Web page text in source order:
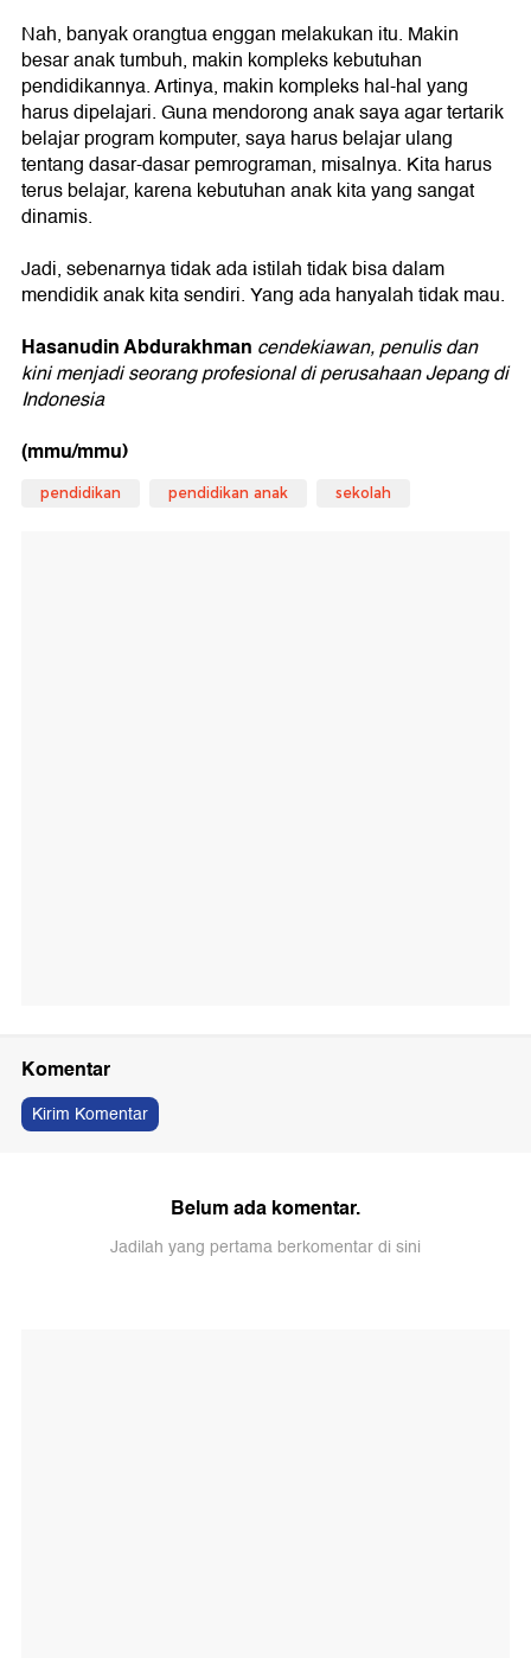
Nah, banyak orangtua enggan melakukan itu. Makin
besar anak tumbuh, makin kompleks kebutuhan
pendidikannya. Artinya, makin kompleks hal-hal yang
harus dipelajari. Guna mendorong anak saya agar tertarik
belajar program komputer, saya harus belajar ulang
tentang dasar-dasar pemrograman, misalnya. Kita harus
terus belajar, karena kebutuhan anak kita yang sangat
dinamis.
Jadi, sebenarnya tidak ada istilah tidak bisa dalam
mendidik anak kita sendiri. Yang ada hanyalah tidak mau.
Hasanudin Abdurakhman cendekiawan, penulis dan
kini menjadi seorang profesional di perusahaan Jepang di
Indonesia
(mmu/mmu)
pendidikan pendidikan anak sekolah
Komentar
Kirim Komentar
Belum ada komentar.
Jadilah yang pertama berkomentar di sini